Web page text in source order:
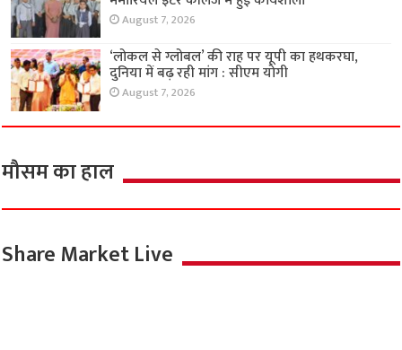
प्रतिभा के साथ सामाजिक सरोकार पर जोर, एसडी
मेमोरियल इंटर कॉलेज में हुई कार्यशाला
August 7, 2026
‘लोकल से ग्लोबल’ की राह पर यूपी का हथकरघा,
मौसम का हाल